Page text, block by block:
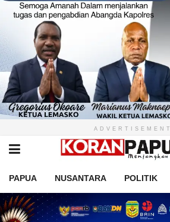
ADVERTISEMENT
PAPUA NUSANTARA POLITIK